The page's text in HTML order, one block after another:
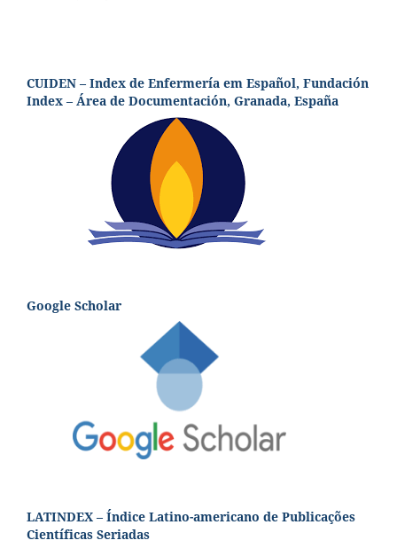
CUIDEN – Index de Enfermería em Español, Fundación
Index – Área de Documentación, Granada, España
Google Scholar
LATINDEX – Índice Latino-americano de Publicações
Científicas Seriadas